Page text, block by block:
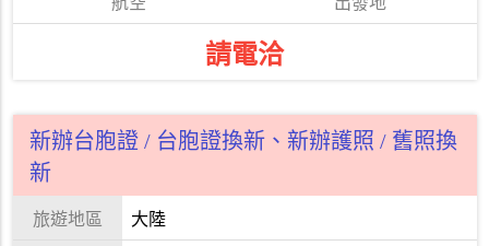
請電洽
新辦台胞證 / 台胞證換新、新辦護照 / 舊照換
新
大陸